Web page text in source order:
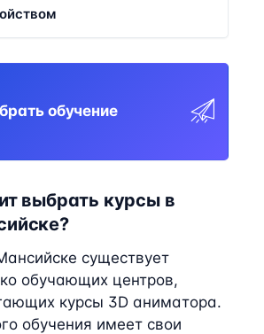
обучение
выбрать курсы в
существует
обучающих центров,
курсы 3D аниматора.
обучения имеет свои